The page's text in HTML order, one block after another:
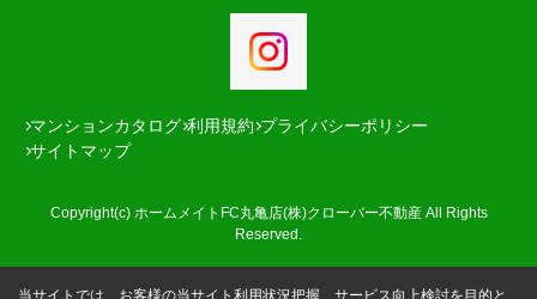
マンションカタログ 利用規約 プライバシーポリシー
サイトマップ
Copyright(c) ホームメイトFC丸亀店(株)クローバー不動産 All Rights
Reserved.
当サイトでは、お客様の当サイト利用状況把握、サービス向上検討を目的と